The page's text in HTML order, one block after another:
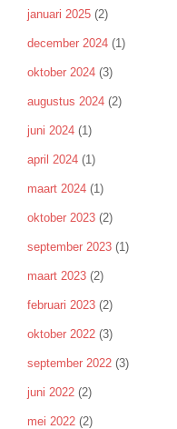
januari 2025 (2)
december 2024 (1)
oktober 2024 (3)
augustus 2024 (2)
juni 2024 (1)
april 2024 (1)
maart 2024 (1)
oktober 2023 (2)
september 2023 (1)
maart 2023 (2)
februari 2023 (2)
oktober 2022 (3)
september 2022 (3)
juni 2022 (2)
mei 2022 (2)